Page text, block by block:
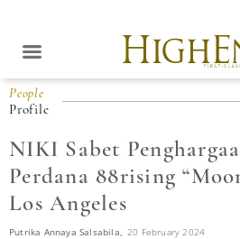
People
Profile
NIKI Sabet
Perdana 88rising
Los Angeles
Putrika Annaya Salsabila, 20 February 2024